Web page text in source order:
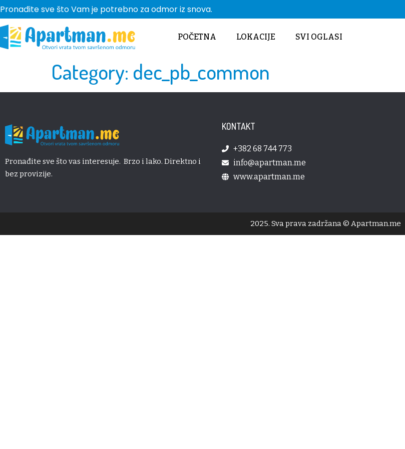
Pronađite sve što Vam je potrebno za odmor iz snova.
POČETNA LOKACIJE SVI OGLASI
Category: dec_pb_common
Pronađite sve što vas interesuje. Brzo i lako. Direktno i
bez provizije.
KONTAKT
+382 68 744 773
info@apartman.me
www.apartman.me
2025. Sva prava zadržana © Apartman.me